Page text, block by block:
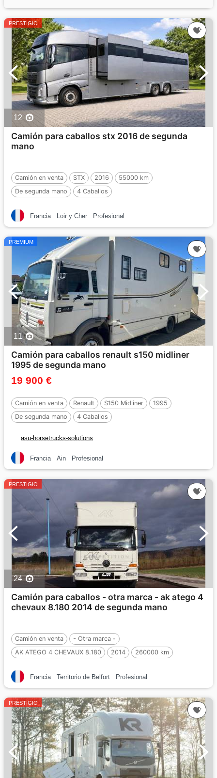
PRESTIGIO
12
Camión para caballos stx 2016 de segunda
mano
Camión en venta STX 2016
55000 km
De segunda mano
4 Caballos
Francia Loir y Cher Profesional
PREMIUM
11
Camión para caballos renault s150 midliner
1995 de segunda mano
19 900 €
Camión en venta Renault S150 Midliner
1995
De segunda mano
4 Caballos
asu-horsetrucks-solutions
Francia Ain Profesional
PRESTIGIO
24
Camión para caballos - otra marca - ak atego 4
chevaux 8.180 2014 de segunda mano
Camión en venta
- Otra marca -
AK ATEGO 4 CHEVAUX 8.180
2014
260000 km
Francia
Territorio de Belfort Profesional
PRESTIGIO